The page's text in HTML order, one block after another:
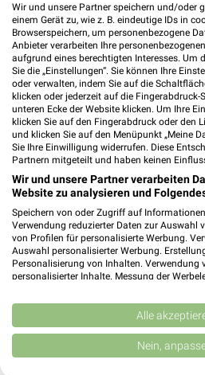
Geöffnet
304,91 km •
MediaMarkt Saturn
Erlenring 19
35037 Marburg
Heute 10:00 - 19:00
371,56 km • Angebote:
EP:Schanze Melsungen
Fritzlarer Str. 37
34212 Melsungen
Heute 08:30 - 18:00
307,15 km •
EURONICS
Wir und unsere Partner speichern und/oder
einem Gerät zu, wie z. B. eindeutige IDs in
Browserspeichern, um personenbezogene
Anbieter verarbeiten Ihre
aufgrund eines berechtigten Interesses. Um
Sie die „Einstellungen“. Sie können Ihre
oder verwalten, indem Sie auf die
klicken oder jederzeit auf die Fingerabdruck-
unteren Ecke der Website klicken. Um Ihre
klicken Sie auf den Fingerabdruck oder den
und klicken Sie auf den Menüpunkt „Meine
Sie Ihre Einwilligung widerrufen. Diese
Partnern mitgeteilt und haben keinen
Wir und unsere Partner verarbeiten
Website zu analysieren und
Speichern von oder Zugriff auf
Verwendung reduzierter Daten zur Auswahl
von Profilen für personalisierte Werbung.
Auswahl personalisierter Werbung.
Personalisierung von Inhalten. Verwendung
personalisierter Inhalte. Messung der
Kombinationen von Daten aus
Verbesserung der Angebote. Verwendung
von Inhalten.
Daten können außerhalb der Europäischen
Alle
Nein,